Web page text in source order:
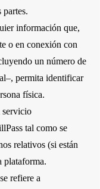
partes.
información que,
o en conexión con
un número de
permita identificar
física.
servicio
tal como se
relativos (si están
plataforma.
refiere a